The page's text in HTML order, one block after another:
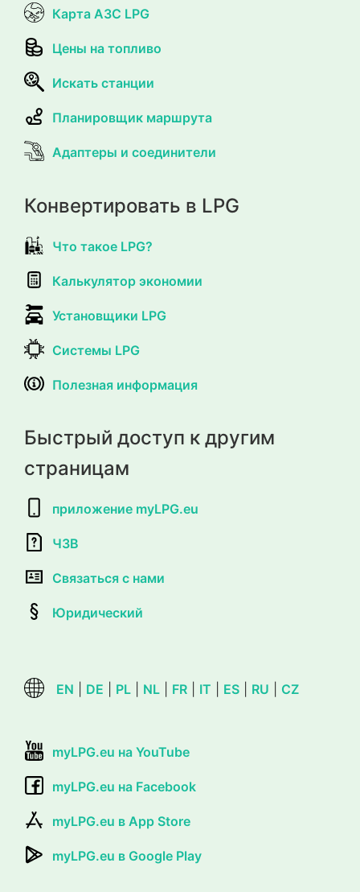
Карта АЗС LPG
Цены на топливо
Искать станции
Планировщик маршрута
Адаптеры и соединители
Конвертировать в LPG
Что такое LPG?
Калькулятор экономии
Установщики LPG
Системы LPG
Полезная информация
Быстрый доступ к другим
страницам
приложение myLPG.eu
ЧЗВ
Связаться с нами
Юридический
EN DE PL NL FR IT ES RU CZ
myLPG.eu на YouTube
myLPG.eu на Facebook
myLPG.eu в App Store
myLPG.eu в Google Play